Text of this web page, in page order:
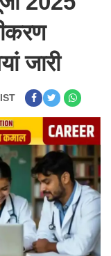
जारी